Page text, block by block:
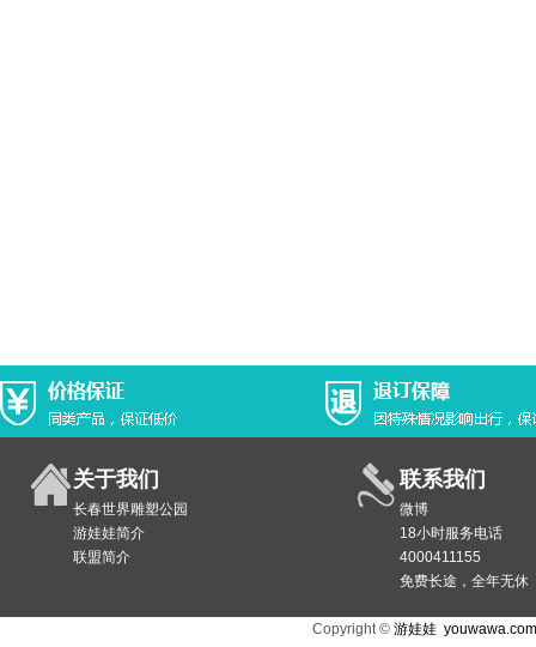
关于我们
长春世界雕塑公园
游娃娃简介
联盟简介
联系我们
微博
18小时服务电话
4000411155
免费长途，全年无休
Copyright © 游娃娃 youwawa.com